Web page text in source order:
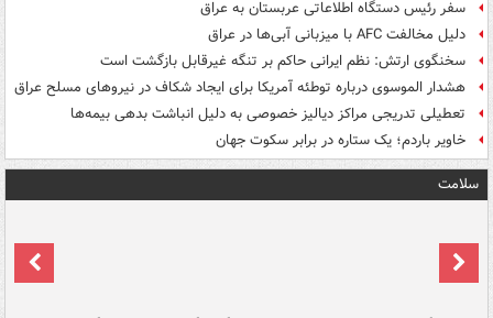
سفر رئیس دستگاه اطلاعاتی عربستان به عراق
دلیل مخالفت AFC با میزبانی آبی‌ها در عراق
سخنگوی ارتش: نظم ایرانی حاکم بر تنگه غیرقابل بازگشت است
هشدار الموسوی درباره توطئه آمریکا برای ایجاد شکاف در نیروهای مسلح عراق
تعطیلی تدریجی مراکز دیالیز خصوصی به دلیل انباشت بدهی بیمه‌ها
خاویر باردم؛ یک ستاره در برابر سکوت جهان
سلامت